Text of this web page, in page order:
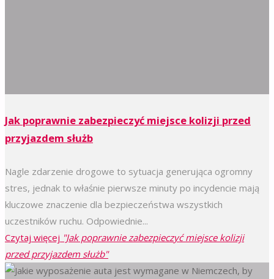
Jak poprawnie zabezpieczyć miejsce kolizji przed
przyjazdem służb
Nagle zdarzenie drogowe to sytuacja generująca ogromny
stres, jednak to właśnie pierwsze minuty po incydencie mają
kluczowe znaczenie dla bezpieczeństwa wszystkich
uczestników ruchu. Odpowiednie...
Czytaj więcej "Jak poprawnie zabezpieczyć miejsce kolizji
przed przyjazdem służb"